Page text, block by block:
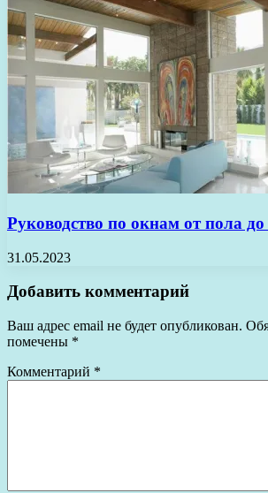
Руководство по окнам от пола
31.05.2023
Добавить комментарий
Ваш адрес email не будет опубликован.
помечены *
Комментарий *